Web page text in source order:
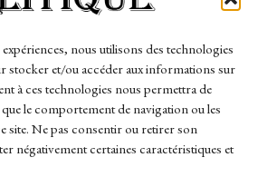
nous utilisons des technologies
stocker et/ou accéder aux informations sur
à ces technologies nous permettra de
le comportement de navigation ou les
site. Ne pas consentir ou retirer son
négativement certaines caractéristiques et